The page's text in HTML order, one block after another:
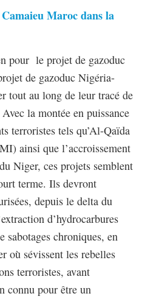
Maroc dans la
pour le projet de gazoduc
de gazoduc Nigéria-
tout au long de leur tracé de
la montée en puissance
terroristes tels qu’Al-Qaïda
ainsi que l’accroissement
Niger, ces projets semblent
terme. Ils devront
depuis le delta du
d’hydrocarbures
sabotages chroniques, en
où sévissent les rebelles
terroristes, avant
connu pour être un